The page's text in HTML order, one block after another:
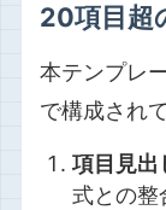
20項目超
本テンプレ
で構成され
項目見出
式との整